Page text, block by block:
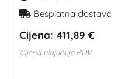
Besplatna dostava
Cijena: 411,89 €
Cijena uključuje PDV.